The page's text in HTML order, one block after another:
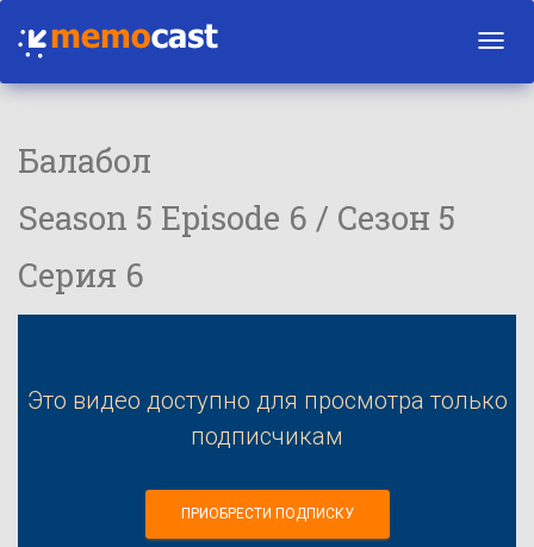
Балабол
Season 5 Episode 6 / Сезон 5
Серия 6
Это видео доступно для просмотра только
подписчикам
ПРИОБРЕСТИ ПОДПИСКУ